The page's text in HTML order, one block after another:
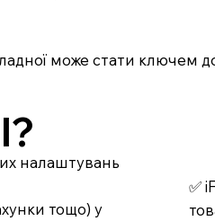
може стати ключем
налаштувань
тощо) у
✅